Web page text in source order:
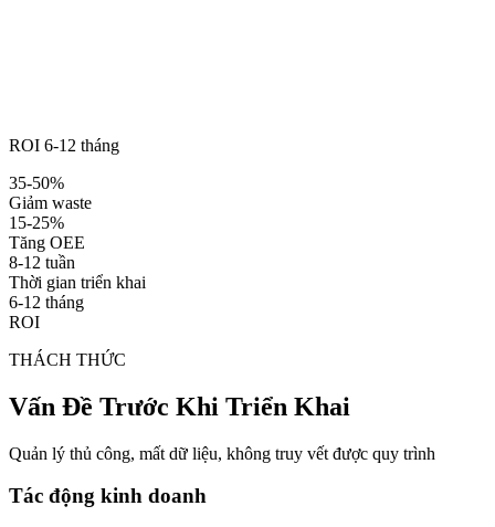
ROI 6-12 tháng
35-50%
Giảm waste
15-25%
Tăng OEE
8-12 tuần
Thời gian triển khai
6-12 tháng
ROI
THÁCH THỨC
Vấn Đề Trước Khi Triển Khai
Quản lý thủ công, mất dữ liệu, không truy vết được quy trình
Tác động kinh doanh